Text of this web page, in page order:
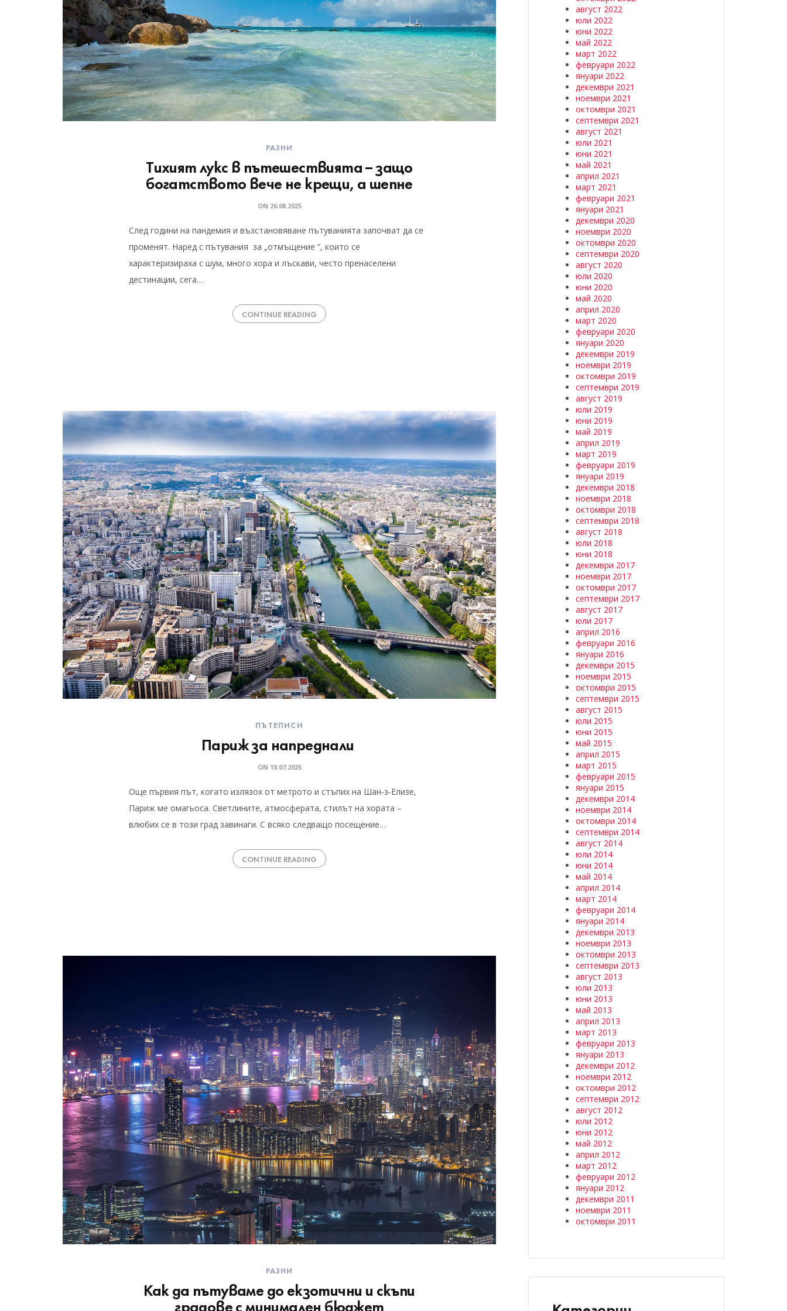
РАЗНИ
Тихият лукс в пътешествията – защо
богатството вече не крещи, а шепне
ON 26.08.2025
След години на пандемия и възстановяване пътуванията започват да се
променят. Наред с пътувания за „отмъщение “, които се
характеризираха с шум, много хора и лъскави, често пренаселени
дестинации, сега…
CONTINUE READING
ПЪТЕПИСИ
Париж за напреднали
ON 18.07.2025
Още първия път, когато излязох от метрото и стъпих на Шан-з-Елизе,
Париж ме омагьоса. Светлините, атмосферата, стилът на хората –
влюбих се в този град завинаги. С всяко следващо посещение…
CONTINUE READING
РАЗНИ
Как да пътуваме до екзотични и скъпи
градове с минимален бюджет
август 2022
юли 2022
юни 2022
май 2022
март 2022
февруари 2022
януари 2022
декември 2021
ноември 2021
октомври 2021
септември 2021
август 2021
юли 2021
юни 2021
май 2021
април 2021
март 2021
февруари 2021
януари 2021
декември 2020
ноември 2020
октомври 2020
септември 2020
август 2020
юли 2020
юни 2020
май 2020
април 2020
март 2020
февруари 2020
януари 2020
декември 2019
ноември 2019
октомври 2019
септември 2019
август 2019
юли 2019
юни 2019
май 2019
април 2019
март 2019
февруари 2019
януари 2019
декември 2018
ноември 2018
октомври 2018
септември 2018
август 2018
юли 2018
юни 2018
декември 2017
ноември 2017
октомври 2017
септември 2017
август 2017
юли 2017
април 2016
февруари 2016
януари 2016
декември 2015
ноември 2015
октомври 2015
септември 2015
август 2015
юли 2015
юни 2015
май 2015
април 2015
март 2015
февруари 2015
януари 2015
декември 2014
ноември 2014
октомври 2014
септември 2014
август 2014
юли 2014
юни 2014
май 2014
април 2014
март 2014
февруари 2014
януари 2014
декември 2013
ноември 2013
октомври 2013
септември 2013
август 2013
юли 2013
юни 2013
май 2013
април 2013
март 2013
февруари 2013
януари 2013
декември 2012
ноември 2012
октомври 2012
септември 2012
август 2012
юли 2012
юни 2012
май 2012
април 2012
март 2012
февруари 2012
януари 2012
декември 2011
ноември 2011
октомври 2011